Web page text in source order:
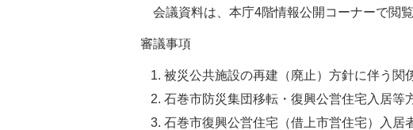
会議資料は、本庁4階情報公開コーナーで閲覧
審議事項
被災公共施設の再建（廃止）方針に伴う関
石巻市防災集団移転・復興公営住宅入居等
石巻市復興公営住宅（借上市営住宅）入居